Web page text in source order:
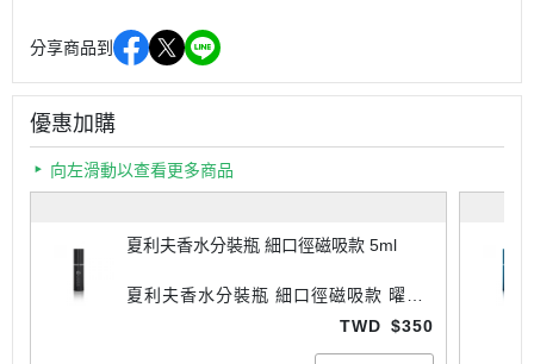
分享商品到
優惠加購
向左滑動以查看更多商品
夏利夫香水分裝瓶 細口徑磁吸款 5ml
夏利夫香水分裝瓶 細口徑磁吸款 曜石
TWD $350